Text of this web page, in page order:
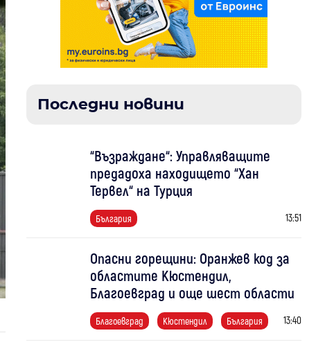
Последни новини
“Възраждане“: Управляващите
предадоха находището “Хан
Тервел“ на Турция
България 13:51
Опасни горещини: Оранжев код за
областите Кюстендил,
Благоевград и още шест области
Благоевград Кюстендил България 13:40